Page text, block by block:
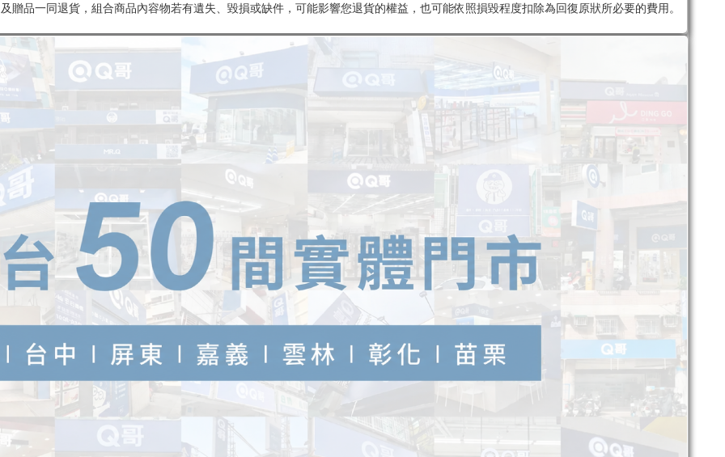
品一同退貨，組合商品內容物若有遺失、毀損或缺件，可能影響您退貨的權益，也可能依照損毀程度扣除為回復原狀所必要的費用。